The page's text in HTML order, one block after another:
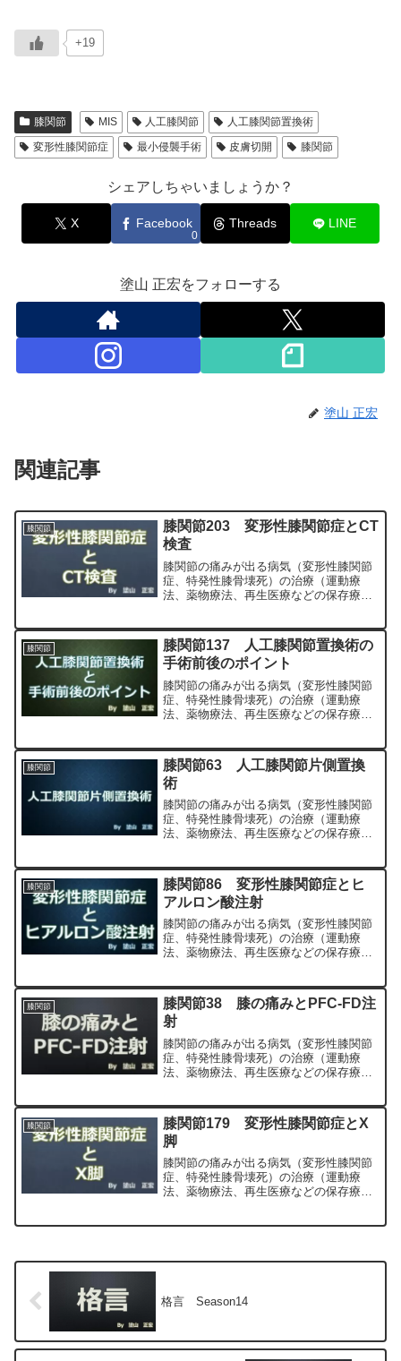
+19
膝関節 MIS 人工膝関節
人工膝関節置換術
変形性膝関節症
最小侵襲手術 皮膚切開 膝関節
シェアしちゃいましょうか？
X Facebook
0
Threads LINE
塗山 正宏をフォローする
塗山 正宏
関連記事
膝関節
膝関節203 変形性膝関節症とCT
検査
膝関節の痛みが出る病気（変形性膝関節
症、特発性膝骨壊死）の治療（運動療
法、薬物療法、再生医療などの保存療
専門医（人工関節手術を専門）の塗山正
宏が色々と説明します。
膝関節
膝関節137 人工膝関節置換術の
手術前後のポイント
膝関節の痛みが出る病気（変形性膝関節
症、特発性膝骨壊死）の治療（運動療
法、薬物療法、再生医療などの保存療
専門医（人工関節手術を専門）の塗山正
宏が色々と説明します。
膝関節
膝関節63 人工膝関節片側置換
術
膝関節の痛みが出る病気（変形性膝関節
症、特発性膝骨壊死）の治療（運動療
法、薬物療法、再生医療などの保存療
専門医（人工関節手術を専門）の塗山正
宏が色々と説明します。
膝関節
膝関節86 変形性膝関節症とヒ
アルロン酸注射
膝関節の痛みが出る病気（変形性膝関節
症、特発性膝骨壊死）の治療（運動療
法、薬物療法、再生医療などの保存療
専門医（人工関節手術を専門）の塗山正
宏が色々と説明します。
膝関節
膝関節38 膝の痛みとPFC-FD注
射
膝関節の痛みが出る病気（変形性膝関節
症、特発性膝骨壊死）の治療（運動療
法、薬物療法、再生医療などの保存療
専門医（人工関節手術を専門）の塗山正
宏が色々と説明します。
膝関節
膝関節179 変形性膝関節症とX
脚
膝関節の痛みが出る病気（変形性膝関節
症、特発性膝骨壊死）の治療（運動療
法、薬物療法、再生医療などの保存療
格言 Season14